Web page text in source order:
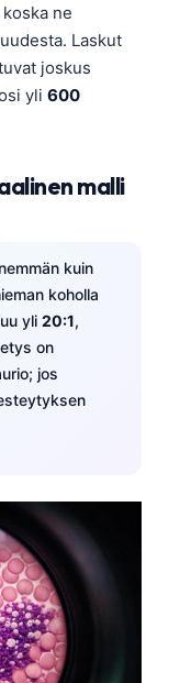
ne
Laskut
joskus
yli 600
malli
kuin
koholla
yli 20:1,
on
jos